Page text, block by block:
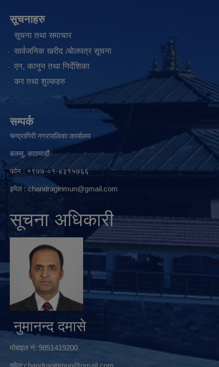
सूचनाहरु
सूचना तथा समाचार
सार्वजनिक खरीद /बोलपत्र सूचना
एन, कानुन तथा निर्देशिका
कर तथा शुल्कहरु
सम्पर्क
चन्द्रागिरी नगरपालिका कार्यालय
बलम्वु, काठमाडौं
फोन : +९७७-०१-४३१५७६६
इमेल :chandragirimun@gmail.com
सूचना अधिकारी
नुमानन्द दमासे
मोबाइल नं: 9851419200